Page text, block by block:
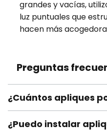
grandes y vacías,
luz puntuales que
hacen más
Preguntas
¿Cuántos apliques
¿Puedo instalar